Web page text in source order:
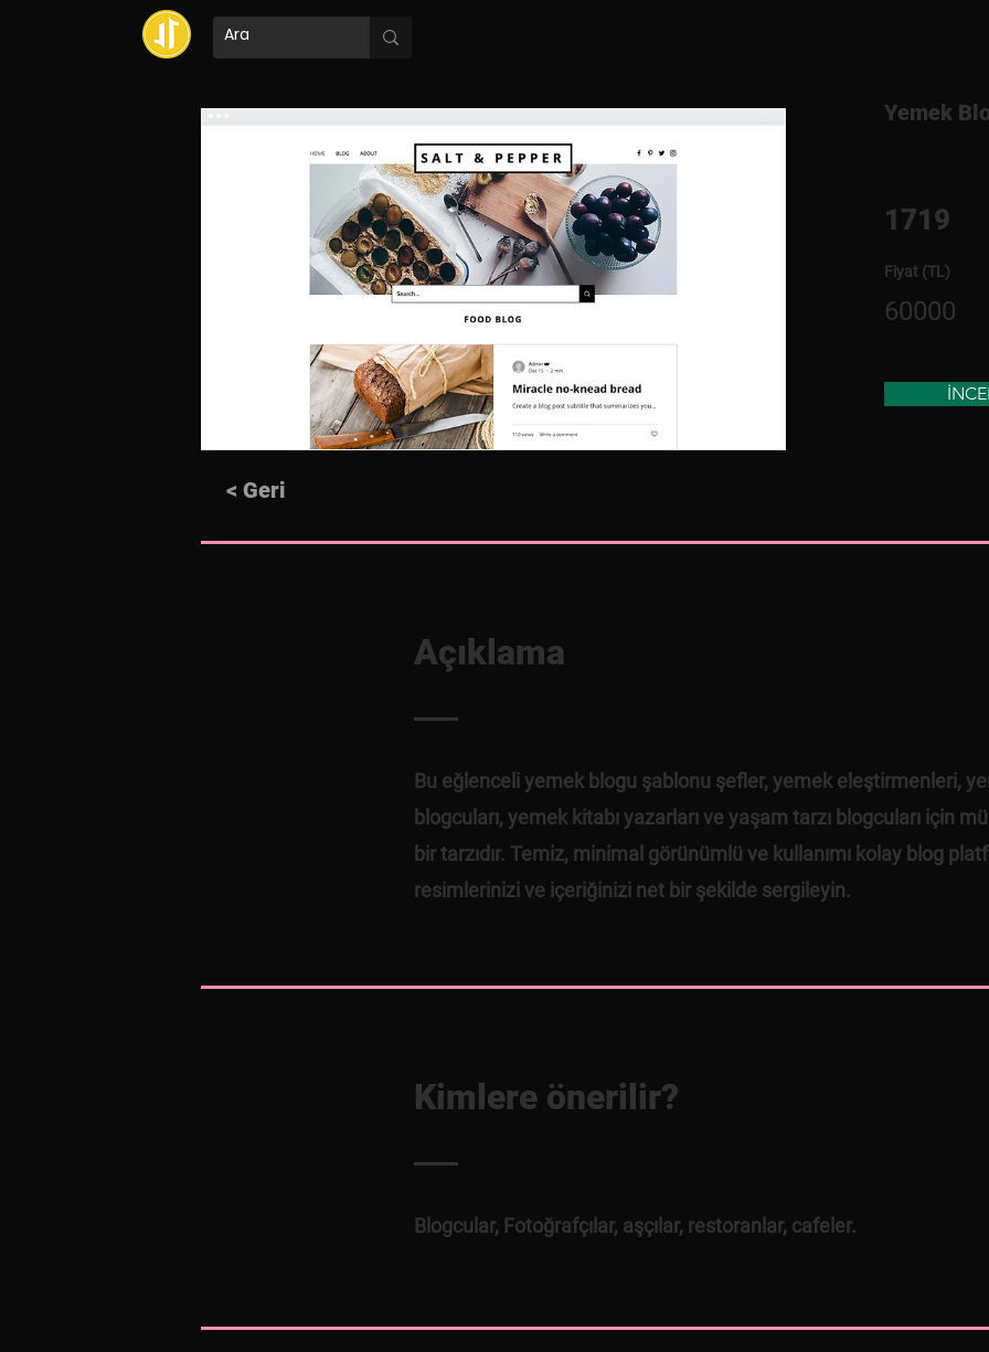
< Geri
Yemek
1719
Fiyat (TL)
60000
Açıklama
Bu eğlenceli yemek blogu şablonu şefler, yemek eleştirmenleri,
blogcuları, yemek kitabı yazarları ve yaşam tarzı blogcuları için
bir tarzıdır. Temiz, minimal görünümlü ve kullanımı kolay blog
resimlerinizi ve içeriğinizi net bir şekilde sergileyin.
Kimlere önerilir?
Blogcular, Fotoğrafçılar, aşçılar, restoranlar, cafeler.